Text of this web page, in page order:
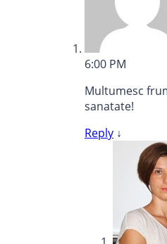
6:00 PM
Multumesc
sanatate!
Reply ↓